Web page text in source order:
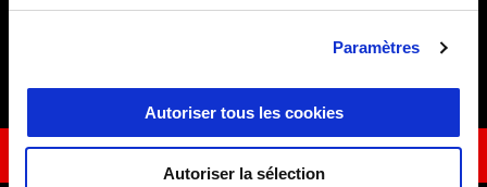
Paramètres
Autoriser tous les cookies
Autoriser la sélection
18 Avril
DEMANDE D'INFORMATIONS